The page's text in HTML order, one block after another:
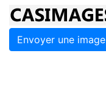
Envoyer une image